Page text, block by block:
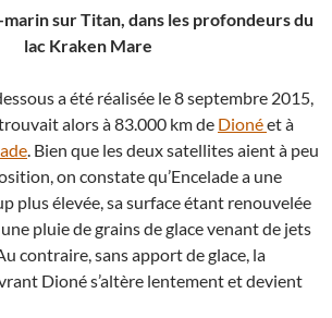
marin sur Titan, dans les profondeurs du
lac Kraken Mare
a été réalisée le 8 septembre 2015,
alors à 83.000 km de Dionéet à
. Bien que les deux satellites aient à peu
on constate qu’Encelade a une
plus élevée, sa surface étant renouvelée
pluie de grains de glace venant de jets
contraire, sans apport de glace, la
Dioné s’altère lentement et devient